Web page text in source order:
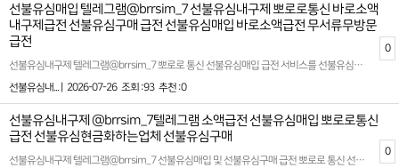
선불유심매입 텔레그램@brrsim_7 선불유심내구제 뽀로로통신 바로소액
내구제급전 선불유심구매 급전 선불유심매입 바로소액급전 무서류무방문
급전
선불유심내구제 텔레그램@brrsim_7 뽀로로 통신 선불유심매입 급전 서비스를 선불유심구매 전문으로 제공하는 저희 플랫폼은 고객님들의 긴급한 자금 문제를 빠르고 효율적으로 해결할 수 있도록 최선을 다하고 있습니다 특히, 모바일을 통해 처리 가능한 소액 대출과 관련된 다양한 솔루션을 제안하며, 최대 회선을 활용한 내구제 서비스도 함께 운영하고 있습니다. 2026년 트렌드와 법적 기준에 맞춘 안전하고 신뢰도 높은 서비스를 기반으로, 고객님들이 안심하고 이용하실 수 있도록 투명한 프로세스를 제공합니다. 당사의 핵심 목표는 합법적인 절차를 통해 편리함과 실질적인 도움을 드리는 것입니다. 뽀로로통신 선불유심내구제 최대회선 진행문의 뽀로로통신 선불 유심 내구제를 활용하면, 기존의 복잡한 대출 시스템에서 벗어나 누구나 쉽고 빠르게 필요한 자금을 조달받을 수 있습니다. 특히 모바일 기반의 서비스는 시간적 제약 없이 언제 어디서나 간편하게 이용할 수 있어 많은 고객님들께 호평을 받고 있습니다. 또한, 모든 과정은 법적 가이드라인을 준수하며 진행되므로 신뢰도를 더욱 강화합니다. 소액바로급전대출 서비스는 예기치 못한 재정적 필요를 충족시키기 위해 설계되었습니다. 이를 통해 고객님들은 긴급 상황에서도 재정적인 안정감을 되찾을 수 있으며, 신속하고 원활한 대출 과정을 경험하실 수 있습니다. 저희는 고객의 만족을 최우선 과제로 삼고, 한 사람 한 사람의 상황에 맞는 맞춤형 솔루션을 제공합니다. 뽀로로통신의 서비스를 통해 보다 편리하고 안정적인 재정 계획을 수립해 보시길 바랍니다. 확실한 파트너와 함께하세요 시간 낭비와 신용 하락을 막는 가장 좋은 방법은 처음부터 제대로 된 전문가를 만나는 것입니다 홈페이지: https://brrsim77.isweb.co.kr 홈페이지: https://litt.ly/brrsim7
선불유심내... |
2026-07-26 조회 :93 추천 :0
0
선불유심내구제 @brrsim_7텔레그램 소액급전 선불유심매입 뽀로로통신
급전 선불유심현금화하는업체 선불유심구매
선불유심내구제 텔레그램@brrsim_7 선불유심매입 및 선불유심구매 급전 뽀로로 통신 선불유심현금화를 전문으로 하는 정식 통신 마케킹업체입니다 급전대출‚급전¸소액급전ˏ가개통،폰테크،내구제¸폰내구제‚유심내구제ˎ핸드폰내구제ˏ대출ˏ소액대출ˎ무직자대출ˏ선불유심‚선불폰‚급전ˏ급한돈ˏ꽁돈،대출이자،무이자대출¸작업대출‚바로급전‚바로지급ˎ주부대출¸소액급전¸신용대출‚선불내구제‚상조내구제‚알뜰폰개통‚ 무직자,신불자,회생자,연체자,대학생 등 만 19세 이상 누구나 바로 소액급전을 안전하게 받아 볼수 있는 안심 선불유심 내구제 전문기업니다 정식등록 선불유심내구제 정식업체 !100% 비대면 바로소액급전 가능 ! 신용점수 부담 NO !단기소액 지원 긴급 생계비지원 소액대출로 실질적인 도음을 제공해드립니다 ! 개인정보 보호 시스템 강화 뽀로로 통신 선불유심내구제는 고객의 신뢰를 최우선 가치로 삼습니다 !모든 상담은 비밀보장하에 안전하게 진행되며 전문 상담사가 고객님의 상황에 맞는 최적의 상품을 안내해드립니다 ! 확실한 파트너와 함께하세요 시간 낭비와 신용 하락을 막는 가장 좋은 방법은 처음부터 제대로 된 전문가를 만나는 것입니다 홈페이지: https://brrsim77.isweb.co.kr 홈페이지: https://litt.ly/brrsim7
0